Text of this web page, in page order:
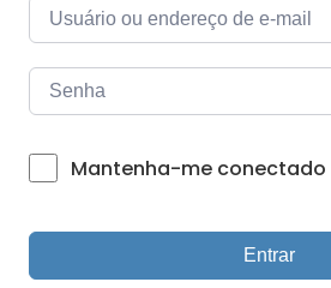
Mantenha-me conectado
Entrar